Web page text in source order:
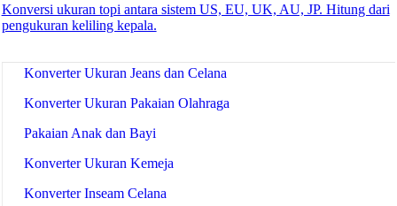
Konverter Ukuran Topi
Konverter Ukuran Jeans dan Celana
Konverter Ukuran Pakaian Olahraga
Pakaian Anak dan Bayi
Konverter Ukuran Kemeja
Konverter Inseam Celana
Konversi ukuran topi antara sistem US, EU, UK, AU, JP. Hitung dari
pengukuran keliling kepala.